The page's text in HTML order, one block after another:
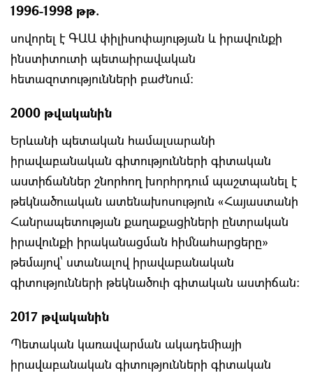
1996-1998 թթ.
սովորել է ԳԱԱ փիլիսոփայության և իրավունքի
ինստիտուտի պետաիրավական
հետազոտությունների բաժնում:
2000 թվականին
Երևանի պետական համալսարանի
իրավաբանական գիտությունների գիտական
աստիճաններ շնորհող խորհրդում պաշտպանել է
թեկնածուական ատենախոսություն «Հայաստանի
Հանրապետության քաղաքացիների ընտրական
իրավունքի իրականացման հիմնահարցերը»
թեմայով` ստանալով իրավաբանական
գիտությունների թեկնածուի գիտական աստիճան:
2017 թվականին
Պետական կառավարման ակադեմիայի
իրավաբանական գիտությունների գիտական